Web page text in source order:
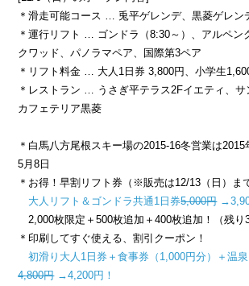
＊滑走可能コース … 兎平ゲレンデ、黒菱ゲレン
＊運行リフト … ゴンドラ（8:30～）、アルペン
クワッド、パノラマペア、国際第3ペア
＊リフト料金 … 大人1日券 3,800円、小学生
＊レストラン … うさぎ平テラス2Fイエティ、サ
カフェテリア黒菱
＊白馬八方尾根スキー場の2015-16冬営業は
5月8日
＊お得！早割リフト券（※販売は12/13（日）ま
大人リフト＆ゴンドラ共通1日券5,000円
2,000枚限定＋500枚追加＋400枚追加！（残り
＊印刷してすぐ使える、割引クーポン！
初滑り大人1日券＋食事券（1,000円分）＋温
4,800円→4,200円！